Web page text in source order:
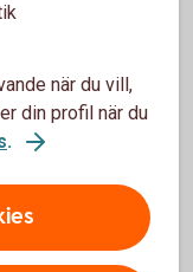
när du vill,
din profil när du
.